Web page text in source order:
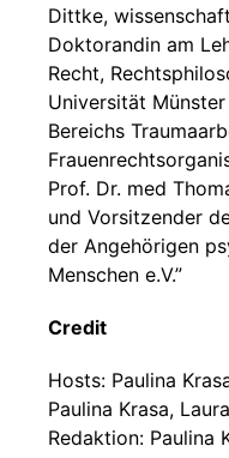
Dittke,
Doktorandin am
Recht,
Universität
Bereichs
Prof. Dr. med
und Vorsitzender
der Angehörigen
Menschen e.V.”
Credit
Hosts: Paulina
Paulina Krasa,
Redaktion: Paulina